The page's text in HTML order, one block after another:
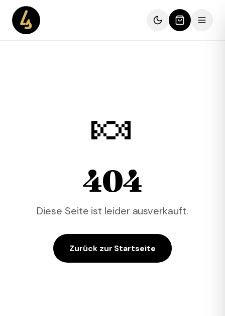
🍬
404
Diese Seite ist leider ausverkauft.
Zurück zur Startseite